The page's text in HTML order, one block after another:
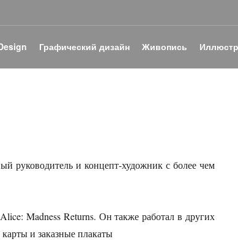
Графический дизайн Живопись
руководитель и концепт-художник с более чем
Madness Returns. Он также работал в других
и заказные плакаты